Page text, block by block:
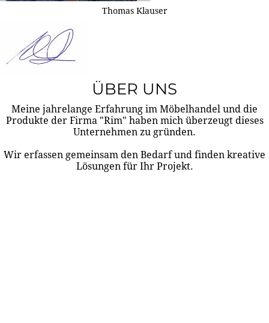
Thomas Klauser
ÜBER UNS
Meine jahrelange Erfahrung im Möbelhandel und die
Produkte der Firma "Rim" haben mich überzeugt dieses
Unternehmen zu gründen.
Wir erfassen gemeinsam den Bedarf und finden kreative
Lösungen für Ihr Projekt.